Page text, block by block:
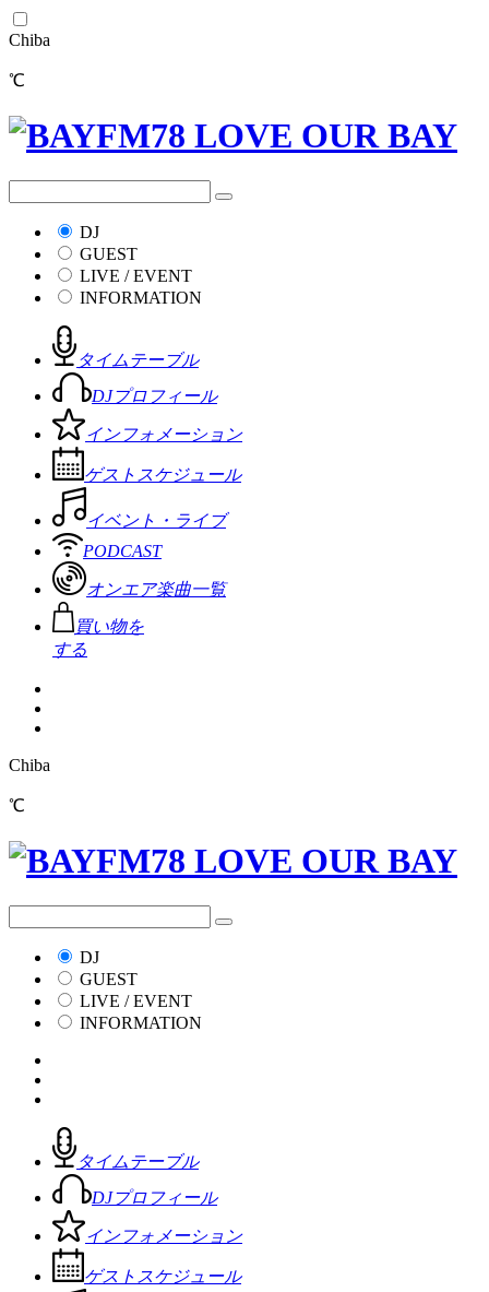
Chiba
℃
DJ
GUEST
LIVE / EVENT
INFORMATION
タイムテーブル
DJプロフィール
インフォメーション
ゲストスケジュール
イベント・ライブ
PODCAST
オンエア楽曲一覧
買い物を
する
Chiba
℃
DJ
GUEST
LIVE / EVENT
INFORMATION
タイムテーブル
DJプロフィール
インフォメーション
ゲストスケジュール